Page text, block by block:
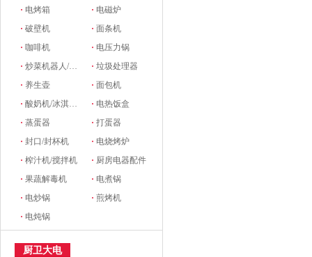
· 电烤箱 · 电磁炉
·破壁机 ·面条机
·咖啡机 · 电压力锅
·炒菜机器人/料理机 ·垃圾处理器
· 养生壶 ·面包机
·酸奶机/冰淇淋机 · 电热饭盒
·蒸蛋器 ·打蛋器
·封口/封杯机 · 电烧烤炉
·榨汁机/搅拌机 · 厨房电器配件
·果蔬解毒机 · 电煮锅
· 电炒锅 ·煎烤机
· 电炖锅
厨卫大电